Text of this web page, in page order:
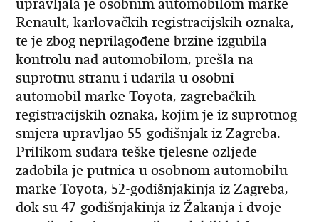
upravljala je osobnim automobilom marke
Renault, karlovačkih registracijskih oznaka,
te je zbog neprilagođene brzine izgubila
kontrolu nad automobilom, prešla na
suprotnu stranu i udarila u osobni
automobil marke Toyota, zagrebačkih
registracijskih oznaka, kojim je iz suprotnog
smjera upravljao 55-godišnjak iz Zagreba.
Prilikom sudara teške tjelesne ozljede
zadobila je putnica u osobnom automobilu
marke Toyota, 52-godišnjakinja iz Zagreba,
dok su 47-godišnjakinja iz Žakanja i dvoje